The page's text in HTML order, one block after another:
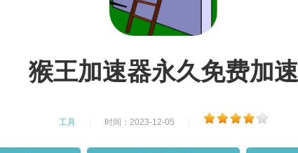
猴王加速器永久免费加速
工具 时间：2023-12-05